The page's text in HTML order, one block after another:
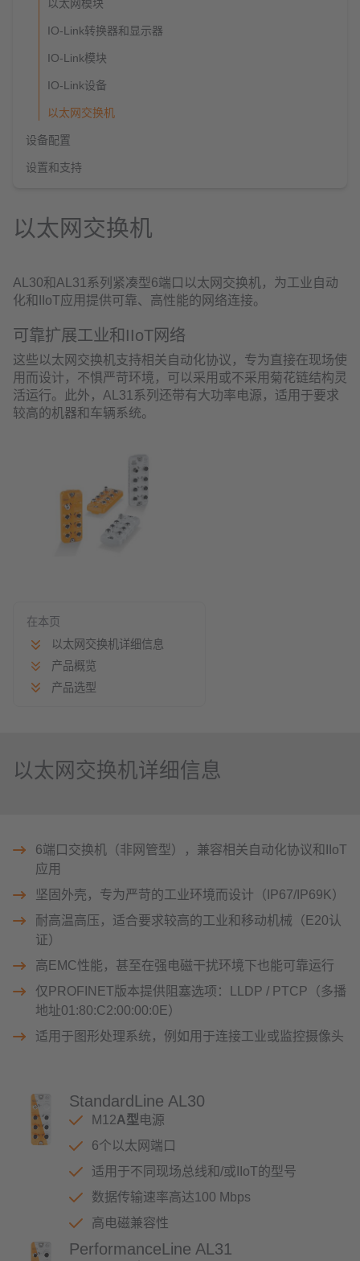
以太网模块
IO-Link转换器和显示器
IO-Link模块
IO-Link设备
以太网交换机
设备配置
设置和支持
以太网交换机
AL30和AL31系列紧凑型6端口以太网交换机，为工业自动
化和IIoT应用提供可靠、高性能的网络连接。
可靠扩展工业和IIoT网络
这些以太网交换机支持相关自动化协议，专为直接在现场使
用而设计，不惧严苛环境，可以采用或不采用菊花链结构灵
活运行。此外，AL31系列还带有大功率电源，适用于要求
较高的机器和车辆系统。
在本页
以太网交换机详细信息
产品概览
产品选型
以太网交换机详细信息
6端口交换机（非网管型），兼容相关自动化协议和IIoT
应用
坚固外壳，专为严苛的工业环境而设计（IP67/IP69K）
耐高温高压，适合要求较高的工业和移动机械（E20认
证）
高EMC性能，甚至在强电磁干扰环境下也能可靠运行
仅PROFINET版本提供阻塞选项：LLDP / PTCP（多播
地址01:80:C2:00:00:0E）
适用于图形处理系统，例如用于连接工业或监控摄像头
StandardLine AL30
M12A型电源
6个以太网端口
适用于不同现场总线和/或IIoT的型号
数据传输速率高达100 Mbps
高电磁兼容性
PerformanceLine AL31